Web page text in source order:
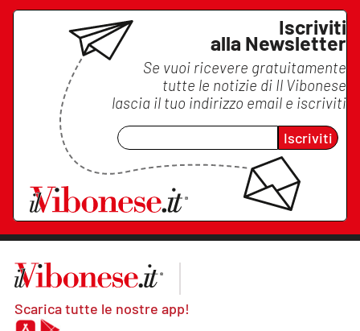
Iscriviti
alla Newsletter
Se vuoi ricevere gratuitamente
tutte le notizie di Il Vibonese
lascia il tuo indirizzo email e iscriviti
Iscriviti
Scarica tutte le nostre app!